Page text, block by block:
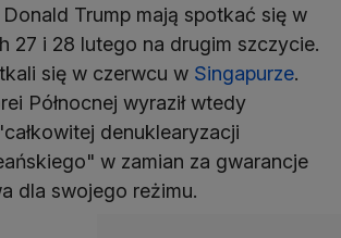
Trump mają spotkać się w
27 i 28 lutego na drugim szczycie.
się w czerwcu w Singapurze.
Północnej wyraził wtedy
denuklearyzacji
w zamian za gwarancje
dla swojego reżimu.